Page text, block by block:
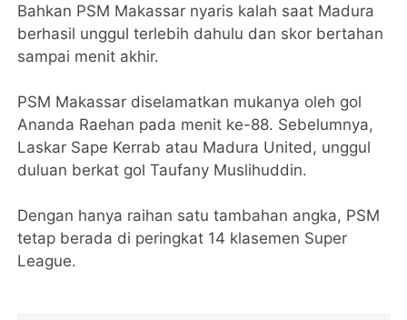
Bahkan PSM Makassar nyaris kalah saat Madura
berhasil unggul terlebih dahulu dan skor bertahan
sampai menit akhir.
PSM Makassar diselamatkan mukanya oleh gol
Ananda Raehan pada menit ke-88. Sebelumnya,
Laskar Sape Kerrab atau Madura United, unggul
duluan berkat gol Taufany Muslihuddin.
Dengan hanya raihan satu tambahan angka, PSM
tetap berada di peringkat 14 klasemen Super
League.